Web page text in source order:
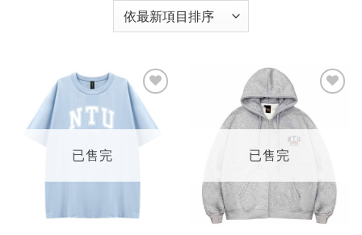
加入
「願
望輕
已售完 已售完